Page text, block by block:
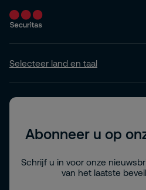
Selecteer land en taal
Abonneer u op
Schrijf u in voor onze
van het laatste